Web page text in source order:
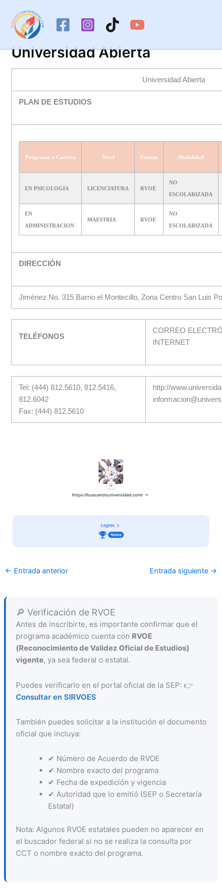
contenido
Universidad Abierta
Universidad Abierta
PLAN DE ESTUDIOS
Programa o Carrera Nivel Estatus Modalidad
EN PSICOLOGIA LICENCIATURA RVOE
NO
ESCOLARIZADA
EN
ADMINISTRACION
MAESTRIA RVOE
NO
ESCOLARIZADA
DIRECCIÓN
Jiménez No. 315 Barrio el Montecillo, Zona Centro San Luis
TELÉFONOS
CORREO
INTERNET
Tel: (444) 812.5610, 812.5416,
812.6042
Fax: (444) 812.5610
http://
← Entrada anterior Entrada siguiente →
🔎 Verificación de RVOE
Antes de inscribirte, es importante confirmar que el
programa académico cuenta con RVOE
(Reconocimiento de Validez Oficial de Estudios)
vigente, ya sea federal o estatal.
Puedes verificarlo en el portal oficial de la SEP: 👉
Consultar en SIRVOES
También puedes solicitar a la institución el documento
oficial que incluya:
✔ Número de Acuerdo de RVOE
✔ Nombre exacto del programa
✔ Fecha de expedición y vigencia
✔ Autoridad que lo emitió (SEP o Secretaría
Estatal)
Nota: Algunos RVOE estatales pueden no aparecer en
el buscador federal si no se realiza la consulta por
CCT o nombre exacto del programa.